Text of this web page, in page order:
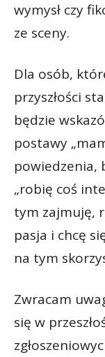
wymysł czy
ze sceny.
Dla osób,
przyszłości
będzie
postawy
powiedzenia,
„robię coś
tym zajmuję,
pasja i chcę
na tym
Zwracam
się w